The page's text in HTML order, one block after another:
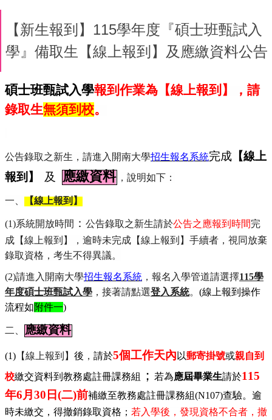
【新生報到】115學年度『碩士班甄試入
學』備取生【線上報到】及應繳資料公告
碩士班甄試入學報到作業為【線上報到】，請
錄取生無須到校。
公告錄取之新生，請進入開南大學招生報名系統完成 【線上
報到】
及 應繳資料 ，說明如下：
一、 【線上報到】
(1)系統開放時間 ： 公告錄取之新生請於公告之應報到時間完
成【線上報到】
，逾時未完成【線上報到】手續者，視同放棄
錄取資格，考生不得異議。
(2)請進入開南大學招生報名系統 ，報名入學管道請選擇115學
年度碩士班甄試入學 ，接著請點選登入系統。 (線上報到操作
流程如附件一)
二、 應繳資料
(1) 【線上報到】 後 ， 請於5個工作天內 以郵寄掛號或親自到
校繳交資料到教務處註冊課務組 ； 若為應屆畢業生請於115
年6月 30 日(二)前補繳至教務處註冊課務組(N107)查驗。逾
時未繳交，得撤銷錄取資格； 若入學後，發現資格不合者，撤